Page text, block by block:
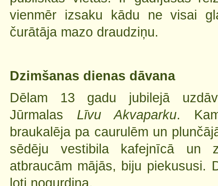
vienmēr izsaku kādu ne visai
čurātāja mazo draudziņu.
Dzimšanas dienas dāvana
Dēlam 13 gadu jubilejā
Jūrmalas Līvu Akvaparku.
braukalēja pa caurulēm un
sēdēju vestibila kafejnīcā un
atbraucām mājās, biju piekususi.
ļoti nogurdina.